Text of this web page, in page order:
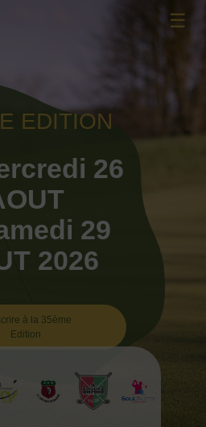
☰
EDITION
26
29
2026
à la 35ème
Edition